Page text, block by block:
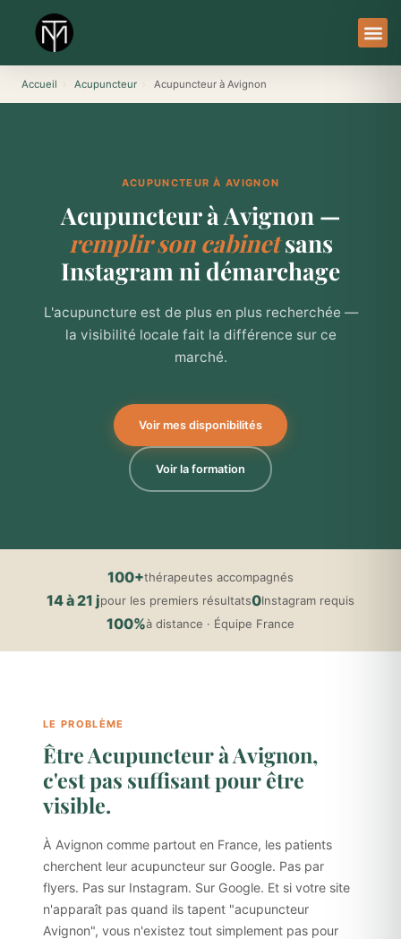
contenu
Accueil Acupuncteur Acupuncteur à Avignon
ACUPUNCTEUR À AVIGNON
Acupuncteur à Avignon —
remplir son cabinetsans
Instagram ni démarchage
L'acupuncture est de plus en plus recherchée —
la visibilité locale fait la différence sur ce
marché.
Voir mes disponibilités
Voir la formation
100+thérapeutes accompagnés
14 à 21 jpour les premiers résultats0Instagram requis
100%à distance · Équipe France
LE PROBLÈME
Être Acupuncteur à Avignon,
c'est pas suffisant pour être
visible.
À Avignon comme partout en France, les patients
cherchent leur acupuncteur sur Google. Pas par
flyers. Pas sur Instagram. Sur Google. Et si votre site
n'apparaît pas quand ils tapent "acupuncteur
Avignon", vous n'existez tout simplement pas pour